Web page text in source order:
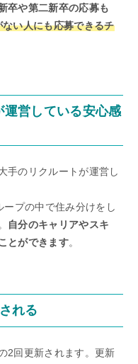
卒や第二新卒の応募も
い人にも応募できるチ
営している安心感
手のリクルートが運営し
プの中で住み分けをし
自分のキャリアやスキ
とができます。
れる
2回更新されます。更新